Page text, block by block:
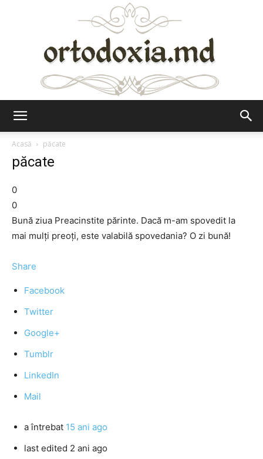
Acasă
păcate
păcate
0
0
Bună ziua Preacinstite părinte. Dacă m-am spovedit la
mai mulți preoți, este valabilă spovedania? O zi bună!
Share
Facebook
Twitter
Google+
Tumblr
LinkedIn
Mail
a întrebat 15 ani ago
last edited 2 ani ago